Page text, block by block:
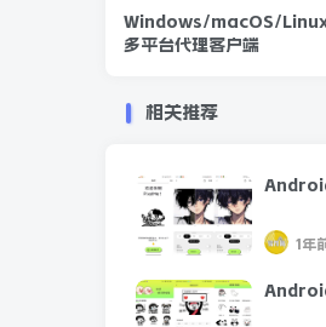
Windows/macOS/
多平台代理客户端
相关推荐
1年